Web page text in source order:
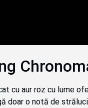
cu aur roz cu lume
doar o notă de